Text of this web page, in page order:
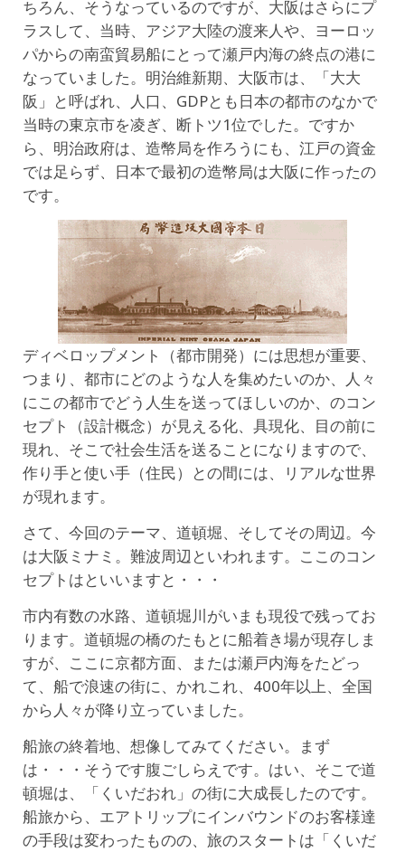
ちろん、そうなっているのですが、大阪はさらにプ
ラスして、当時、アジア大陸の渡来人や、ヨーロッ
パからの南蛮貿易船にとって瀬戸内海の終点の港に
なっていました。明治維新期、大阪市は、「大大
阪」と呼ばれ、人口、GDPとも日本の都市のなかで
当時の東京市を凌ぎ、断トツ1位でした。ですか
ら、明治政府は、造幣局を作ろうにも、江戸の資金
では足らず、日本で最初の造幣局は大阪に作ったの
です。
ディベロップメント（都市開発）には思想が重要、
つまり、都市にどのような人を集めたいのか、人々
にこの都市でどう人生を送ってほしいのか、のコン
セプト（設計概念）が見える化、具現化、目の前に
現れ、そこで社会生活を送ることになりますので、
作り手と使い手（住民）との間には、リアルな世界
が現れます。
さて、今回のテーマ、道頓堀、そしてその周辺。今
は大阪ミナミ。難波周辺といわれます。ここのコン
セプトはといいますと・・・
市内有数の水路、道頓堀川がいまも現役で残ってお
ります。道頓堀の橋のたもとに船着き場が現存しま
すが、ここに京都方面、または瀬戸内海をたどっ
て、船で浪速の街に、かれこれ、400年以上、全国
から人々が降り立っていました。
船旅の終着地、想像してみてください。まず
は・・・そうです腹ごしらえです。はい、そこで道
頓堀は、「くいだおれ」の街に大成長したのです。
船旅から、エアトリップにインバウンドのお客様達
の手段は変わったものの、旅のスタートは「くいだ